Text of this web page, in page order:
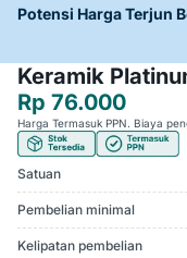
Potensi Harga Terjun
Keramik
Rp 76.000
Harga Termasuk PPN. Biaya
Satuan
Pembelian minimal
Kelipatan pembelian